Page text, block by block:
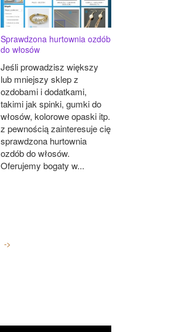
Sprawdzona hurtownia ozdób
do włosów
Jeśli prowadzisz większy
lub mniejszy sklep z
ozdobami i dodatkami,
takimi jak spinki, gumki do
włosów, kolorowe opaski itp.
z pewnością zainteresuje cię
sprawdzona hurtownia
ozdób do włosów.
Oferujemy bogaty w...